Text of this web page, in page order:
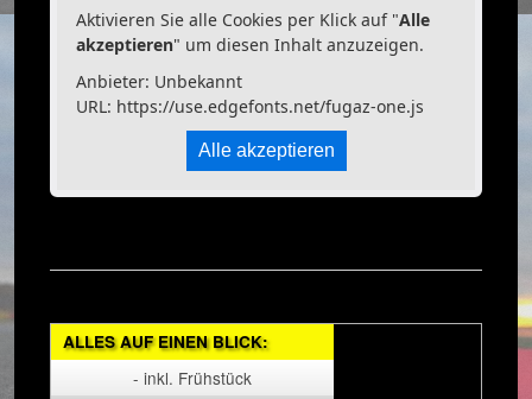
Aktivieren Sie alle Cookies per Klick auf "Alle
akzeptieren" um diesen Inhalt anzuzeigen.
Anbieter: Unbekannt
URL: https://use.edgefonts.net/fugaz-one.js
Alle akzeptieren
ALLES AUF EINEN BLICK:
- inkl. Frühstück